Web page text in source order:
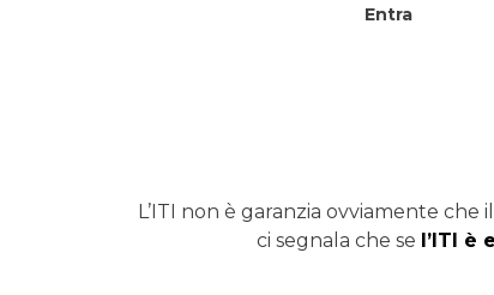
Entra
L’ITI non è garanzia ovviamente
ci segnala che se l’ITI